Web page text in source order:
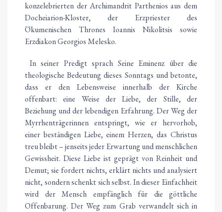
konzelebrierten der Archimandrit Parthenios aus dem
Docheiarion-Kloster, der Erzpriester des
Ökumenischen Thrones Ioannis Nikolitsis sowie
Erzdiakon Georgios Melesko.
In seiner Predigt sprach Seine Eminenz über die
theologische Bedeutung dieses Sonntags und betonte,
dass er den Lebensweise innerhalb der Kirche
offenbart: eine Weise der Liebe, der Stille, der
Beziehung und der lebendigen Erfahrung. Der Weg der
Myrrhenträgerinnen entspringt, wie er hervorhob,
einer beständigen Liebe, einem Herzen, das Christus
treu bleibt – jenseits jeder Erwartung und menschlichen
Gewissheit. Diese Liebe ist geprägt von Reinheit und
Demut; sie fordert nichts, erklärt nichts und analysiert
nicht, sondern schenkt sich selbst. In dieser Einfachheit
wird der Mensch empfänglich für die göttliche
Offenbarung. Der Weg zum Grab verwandelt sich in